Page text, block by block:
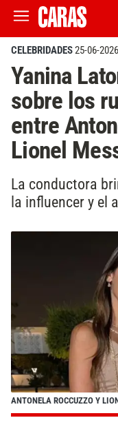
CELEBRIDADES25-06-
Yanina
sobre los
entre
Lionel
La conductora
la influencer y el
ANTONELA ROCCUZZO Y